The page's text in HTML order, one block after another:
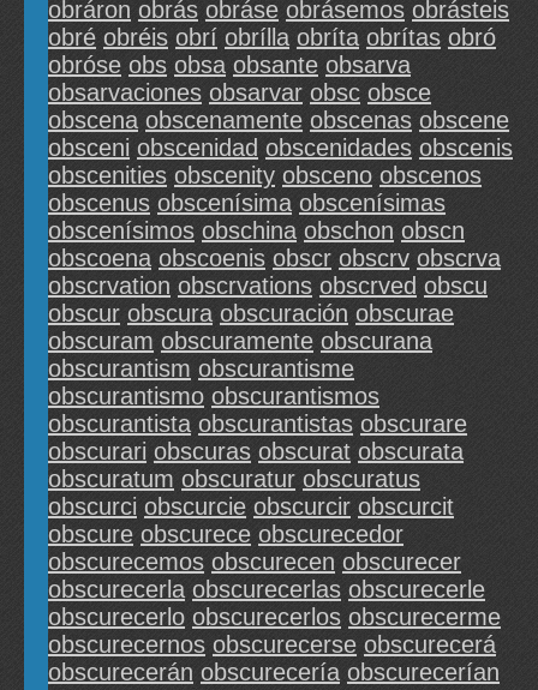
obráron obrás obráse obrásemos obrásteis
obré obréis obrí obrílla obríta obrítas obró
obróse obs obsa obsante obsarva
obsarvaciones obsarvar obsc obsce
obscena obscenamente obscenas obscene
obsceni obscenidad obscenidades obscenis
obscenities obscenity obsceno obscenos
obscenus obscenísima obscenísimas
obscenísimos obschina obschon obscn
obscoena obscoenis obscr obscrv obscrva
obscrvation obscrvations obscrved obscu
obscur obscura obscuración obscurae
obscuram obscuramente obscurana
obscurantism obscurantisme
obscurantismo obscurantismos
obscurantista obscurantistas obscurare
obscurari obscuras obscurat obscurata
obscuratum obscuratur obscuratus
obscurci obscurcie obscurcir obscurcit
obscure obscurece obscurecedor
obscurecemos obscurecen obscurecer
obscurecerla obscurecerlas obscurecerle
obscurecerlo obscurecerlos obscurecerme
obscurecernos obscurecerse obscurecerá
obscurecerán obscurecería obscurecerían